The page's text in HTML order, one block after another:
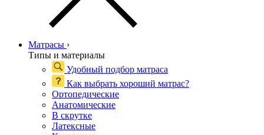
Матрасы ›
Типы и материалы
Удобный подбор матраса
Как выбрать хороший матрас?
Ортопедические
Анатомические
В скрутке
Латексные